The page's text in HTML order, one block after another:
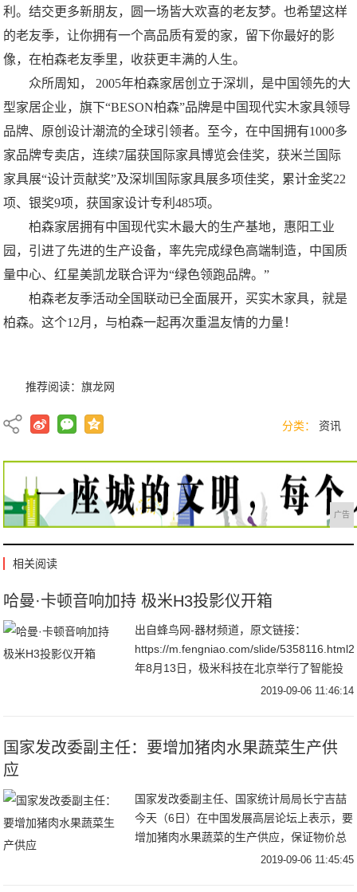
利。结交更多新朋友，圆一场皆大欢喜的老友梦。也希望这样
的老友季，让你拥有一个高品质有爱的家，留下你最好的影
像，在柏森老友季里，收获更丰满的人生。
众所周知， 2005年柏森家居创立于深圳，是中国领先的大
型家居企业，旗下“BESON柏森”品牌是中国现代实木家具领导
品牌、原创设计潮流的全球引领者。至今，在中国拥有1000多
家品牌专卖店，连续7届获国际家具博览会佳奖，获米兰国际
家具展“设计贡献奖”及深圳国际家具展多项佳奖，累计金奖22
项、银奖9项，获国家设计专利485项。
柏森家居拥有中国现代实木最大的生产基地，惠阳工业
园，引进了先进的生产设备，率先完成绿色高端制造，中国质
量中心、红星美凯龙联合评为“绿色领跑品牌。”
柏森老友季活动全国联动已全面展开，买实木家具，就是
柏森。这个12月，与柏森一起再次重温友情的力量！
推荐阅读：旗龙网
分类： 资讯
广告
相关阅读
哈曼·卡顿音响加持 极米H3投影仪开箱
出自蜂鸟网-器材频道，原文链接：
https://m.fengniao.com/slide/
年8月13日，极米科技在北京举行了智能投
影新品发布会，共发布了极光RS Pro
2019-09-06 11:46:14
​国家发改委副主任：要增加猪肉水果蔬菜生产供
应
国家发改委副主任、国家统计局局长宁吉喆
今天（6日）在中国发展高层论坛上表示，要
增加猪肉水果蔬菜的生产供应，保证物价总
体稳定。要加大逆周期调节力度，保持经济
2019-09-06 11:45:45